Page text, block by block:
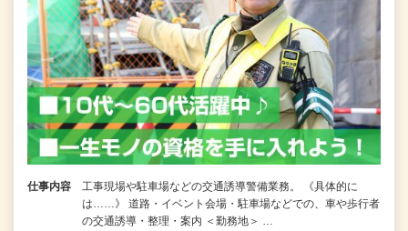
仕事内容
工事現場や駐車場などの交通誘導警備業務。 《具体的に
は……》 道路・イベント会場・駐車場などでの、車や歩行者
の交通誘導・整理・案内 ＜勤務地＞ …